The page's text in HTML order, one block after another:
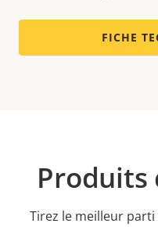
FICHE
Produits
Tirez le meilleur